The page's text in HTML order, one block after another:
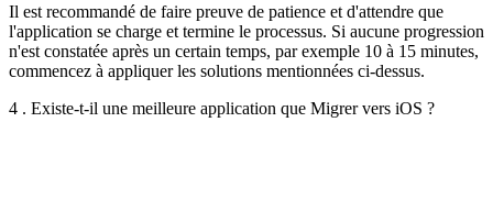
Il est recommandé de faire preuve de patience et d'attendre que
l'application se charge et termine le processus. Si aucune progression
n'est constatée après un certain temps, par exemple 10 à 15 minutes,
commencez à appliquer les solutions mentionnées ci-dessus.
4 . Existe-t-il une meilleure application que Migrer vers iOS ?